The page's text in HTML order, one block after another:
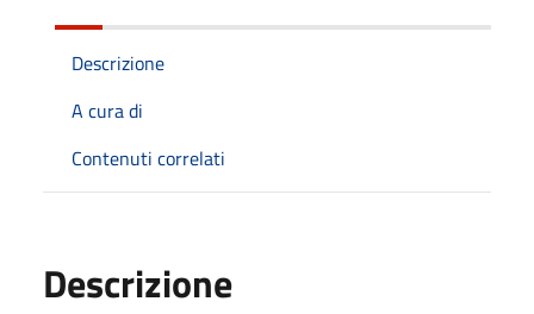
Descrizione
A cura di
Contenuti correlati
Descrizione